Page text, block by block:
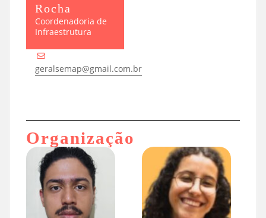
Rocha
Coordenadoria de
Infraestrutura
geralsemap@gmail.com.br
Organização